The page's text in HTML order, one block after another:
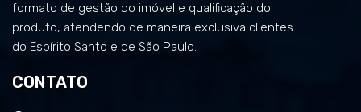
formato de gestão do imóvel e qualificação do
produto, atendendo de maneira exclusiva clientes
do Espírito Santo e de São Paulo.
CONTATO